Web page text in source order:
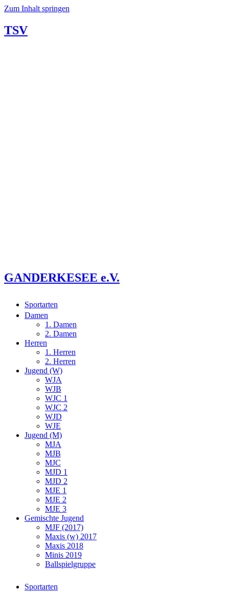
Zum Inhalt springen
TSV
GANDERKESEE e.V.
Sportarten
Damen
1. Damen
2. Damen
Herren
1. Herren
2. Herren
Jugend (W)
WJA
WJB
WJC 1
WJC 2
WJD
WJE
Jugend (M)
MJA
MJB
MJC
MJD 1
MJD 2
MJE 1
MJE 2
MJE 3
Gemischte Jugend
MJF (2017)
Maxis (w) 2017
Maxis 2018
Minis 2019
Ballspielgruppe
Sportarten